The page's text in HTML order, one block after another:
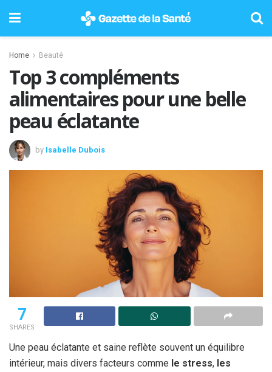
Home Beauté
Top 3 compléments
alimentaires pour une belle
peau éclatante
by Isabelle Dubois
7
SHARES
Une peau éclatante et saine reflète souvent un équilibre
intérieur, mais divers facteurs comme le stress, les